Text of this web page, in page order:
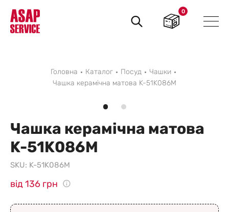
Пошук
товарів
0
Головна Каталог Посуд
Чашки
Чашка керамічна матова K-51K086M
Чашка керамічна матова
K-51K086M
SKU: K-51K086M
від 136 грн